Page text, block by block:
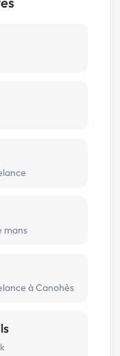
mans
à Canohès